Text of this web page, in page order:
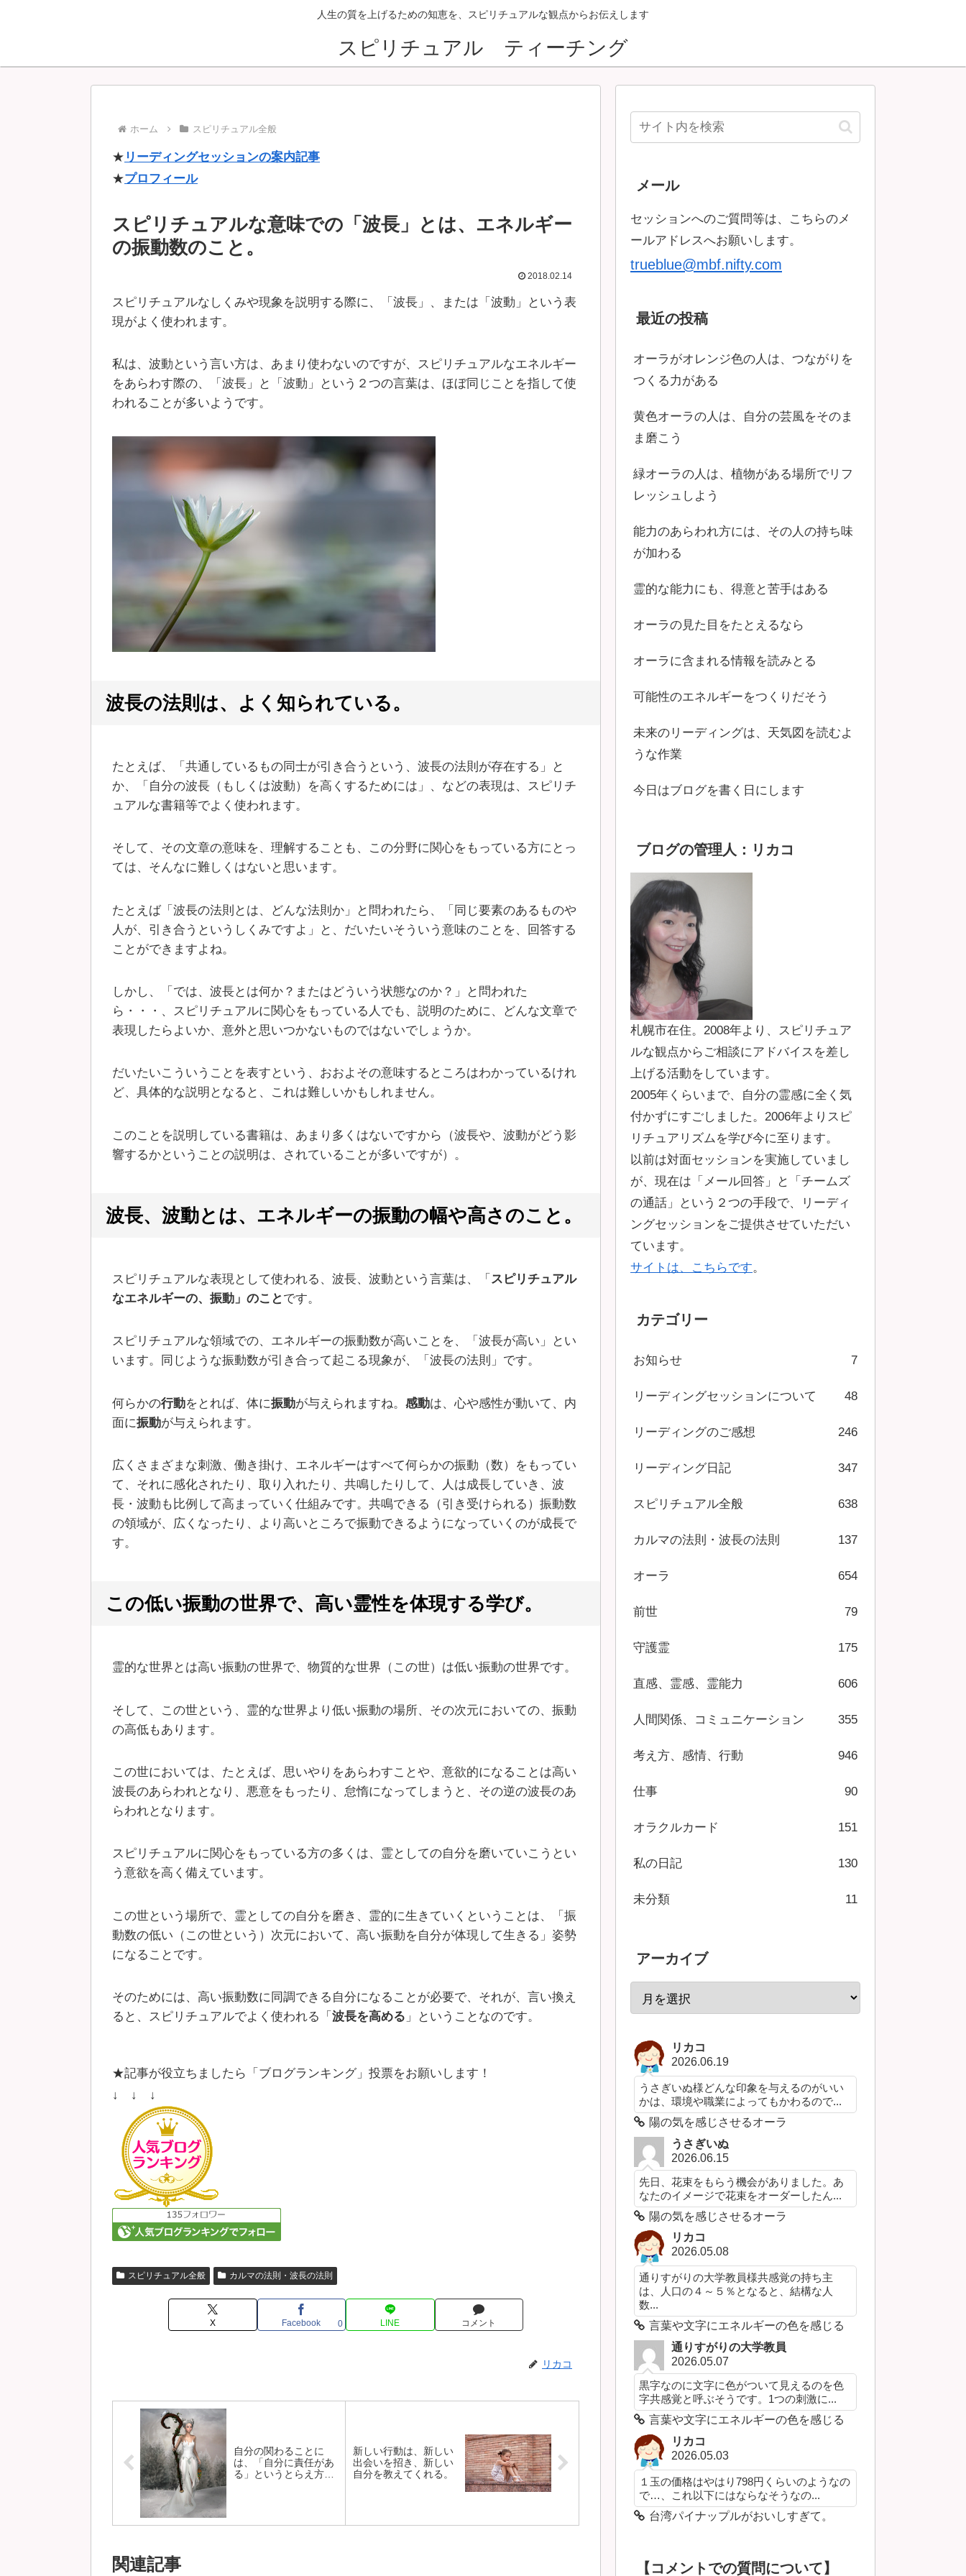
人生の質を上げるための知恵を、スピリチュアルな観点からお伝えします
スピリチュアル ティーチング
ホーム スピリチュアル全般
★ リーディングセッションの案内記事
★プロフィール
スピリチュアルな意味での「波長」とは、エネルギー
の振動数のこと。
2018.02.14
スピリチュアルなしくみや現象を説明する際に、「波長」、または「波動」という表
現がよく使われます。
私は、波動という言い方は、あまり使わないのですが、スピリチュアルなエネルギー
をあらわす際の、「波長」と「波動」という２つの言葉は、ほぼ同じことを指して使
われることが多いようです。
波長の法則は、よく知られている。
たとえば、「共通しているもの同士が引き合うという、波長の法則が存在する」と
か、「自分の波長（もしくは波動）を高くするためには」、などの表現は、スピリチ
ュアルな書籍等でよく使われます。
そして、その文章の意味を、理解することも、この分野に関心をもっている方にとっ
ては、そんなに難しくはないと思います。
たとえば「波長の法則とは、どんな法則か」と問われたら、「同じ要素のあるものや
人が、引き合うというしくみですよ」と、だいたいそういう意味のことを、回答する
ことができますよね。
しかし、「では、波長とは何か？またはどういう状態なのか？」と問われた
ら・・・、スピリチュアルに関心をもっている人でも、説明のために、どんな文章で
表現したらよいか、意外と思いつかないものではないでしょうか。
だいたいこういうことを表すという、おおよその意味するところはわかっているけれ
ど、具体的な説明となると、これは難しいかもしれません。
このことを説明している書籍は、あまり多くはないですから（波長や、波動がどう影
響するかということの説明は、されていることが多いですが）。
波長、波動とは、エネルギーの振動の幅や高さのこと。
スピリチュアルな表現として使われる、波長、波動という言葉は、「 スピリチュアル
なエネルギーの、振動」のこと です。
スピリチュアルな領域での、エネルギーの振動数が高いことを、「波長が高い」とい
います。同じような振動数が引き合って起こる現象が、「波長の法則」です。
何らかの行動をとれば、体に振動が与えられますね。 感動は、心や感性が動いて、内
面に振動が与えられます。
広くさまざまな刺激、働き掛け、エネルギーはすべて何らかの振動（数）をもってい
て、それに感化されたり、取り入れたり、共鳴したりして、人は成長していき、波
長・波動も比例して高まっていく仕組みです。共鳴できる（引き受けられる）振動数
の領域が、広くなったり、より高いところで振動できるようになっていくのが成長で
す。
この低い振動の世界で、高い霊性を体現する学び。
霊的な世界とは高い振動の世界で、物質的な世界（この世）は低い振動の世界です。
そして、この世という、霊的な世界より低い振動の場所、その次元においての、振動
の高低もあります。
この世においては、たとえば、思いやりをあらわすことや、意欲的になることは高い
波長のあらわれとなり、悪意をもったり、怠惰になってしまうと、その逆の波長のあ
らわれとなります。
スピリチュアルに関心をもっている方の多くは、霊としての自分を磨いていこうとい
う意欲を高く備えています。
この世という場所で、霊としての自分を磨き、霊的に生きていくということは、「振
動数の低い（この世という）次元において、高い振動を自分が体現して生きる」姿勢
になることです。
そのためには、高い振動数に同調できる自分になることが必要で、それが、言い換え
ると、スピリチュアルでよく使われる「 波長を高める 」ということなのです。
★記事が役立ちましたら「ブログランキング」投票をお願いします！
↓ ↓ ↓
スピリチュアル全般 カルマの法則・波長の法則
X Facebook 0 LINE コメント
リカコ
自分の関わることに
は、「自分に責任があ
る」というとらえ方
新しい行動は、新しい
出会いを招き、新しい
自分を教えてくれる。
関連記事
メール
セッションへのご質問等は、こちらのメ
ールアドレスへお願いします。
trueblue@mbf.nifty.com
最近の投稿
オーラがオレンジ色の人は、つながりを
つくる力がある
黄色オーラの人は、自分の芸風をそのま
ま磨こう
緑オーラの人は、植物がある場所でリフ
レッシュしよう
能力のあらわれ方には、その人の持ち味
が加わる
霊的な能力にも、得意と苦手はある
オーラの見た目をたとえるなら
オーラに含まれる情報を読みとる
可能性のエネルギーをつくりだそう
未来のリーディングは、天気図を読むよ
うな作業
今日はブログを書く日にします
ブログの管理人：リカコ
札幌市在住。2008年より、スピリチュア
ルな観点からご相談にアドバイスを差し
上げる活動をしています。
2005年くらいまで、自分の霊感に全く気
付かずにすごしました。2006年よりスピ
リチュアリズムを学び今に至ります。
以前は対面セッションを実施していまし
が、現在は「メール回答」と「チームズ
の通話」という２つの手段で、リーディ
ングセッションをご提供させていただい
ています。
サイトは、こちらです。
カテゴリー
お知らせ 7
リーディングセッションについて 48
リーディングのご感想 246
リーディング日記 347
スピリチュアル全般 638
カルマの法則・波長の法則 137
オーラ 654
前世 79
守護霊 175
直感、霊感、霊能力 606
人間関係、コミュニケーション 355
考え方、感情、行動 946
仕事 90
オラクルカード 151
私の日記 130
未分類 11
アーカイブ
リカコ
2026.06.19
うさぎいぬ様どんな印象を与えるのがいい
かは、環境や職業によってもかわるので...
陽の気を感じさせるオーラ
うさぎいぬ
2026.06.15
先日、花束をもらう機会がありました。あ
なたのイメージで花束をオーダーしたん...
陽の気を感じさせるオーラ
リカコ
2026.05.08
通りすがりの大学教員様共感覚の持ち主
は、人口の４～５％となると、結構な人
数...
言葉や文字にエネルギーの色を感じる
通りすがりの大学教員
2026.05.07
黒字なのに文字に色がついて見えるのを色
字共感覚と呼ぶそうです。1つの刺激に...
言葉や文字にエネルギーの色を感じる
リカコ
2026.05.03
１玉の価格はやはり798円くらいのようなの
で…、これ以下にはならなそうなの...
台湾パイナップルがおいしすぎて。
【コメントでの質問について】